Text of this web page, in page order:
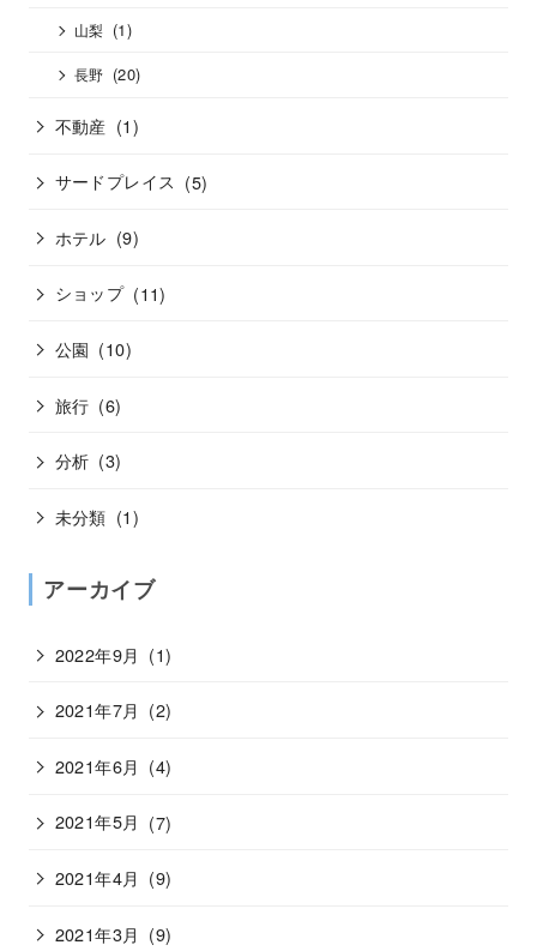
山梨 (1)
長野 (20)
不動産 (1)
サードプレイス (5)
ホテル (9)
ショップ (11)
公園 (10)
旅行 (6)
分析 (3)
未分類 (1)
アーカイブ
2022年9月 (1)
2021年7月 (2)
2021年6月 (4)
2021年5月 (7)
2021年4月 (9)
2021年3月 (9)